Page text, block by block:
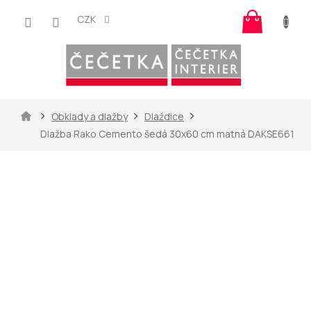
CZK
košík
DomůObklady a dlažby
Dlaždice
Dlažba Rako Cemento šedá 30x60 cm matná DAKSE661